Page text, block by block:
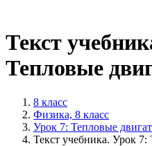
Текст
Тепловые
8 класс
Физика, 8 класс
Урок 7: Тепловые
Текст учебника. Урок 7: